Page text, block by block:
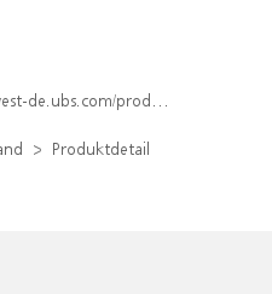
produkt/detail/index/isin/DE000WA4WTD1
Produktdetail